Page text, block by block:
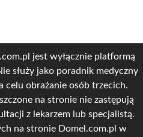
jest wyłącznie platformą
służy jako poradnik medyczny
celu obrażanie osób trzecich.
na stronie nie zastępują
z lekarzem lub specjalistą.
na stronie Domel.com.pl w